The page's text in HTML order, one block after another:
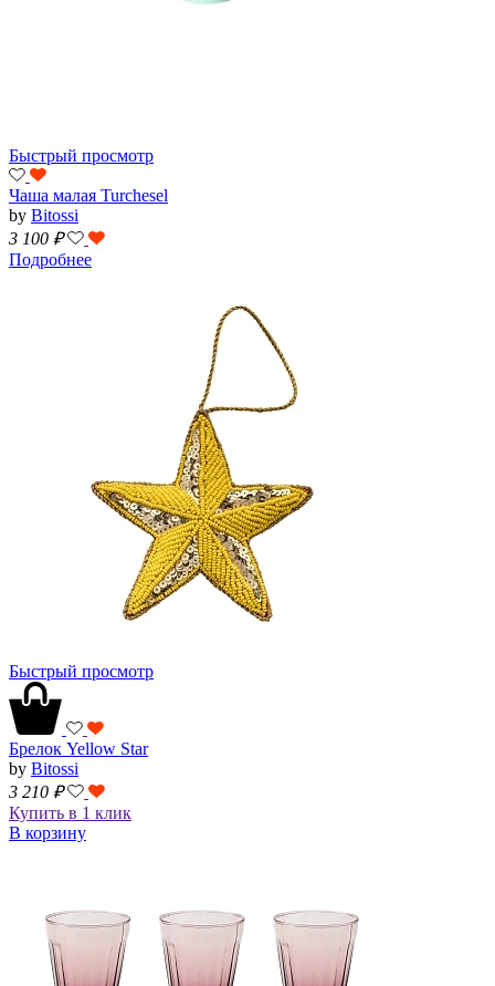
Быстрый просмотр
Чаша малая Turchesel
by Bitossi
3 100 ₽
Подробнее
Быстрый просмотр
Брелок Yellow Star
by Bitossi
3 210 ₽
Купить в 1 клик
В корзину